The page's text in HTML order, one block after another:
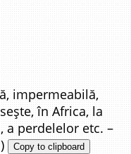
impermeabilă,
în Africa, la
a perdelelor etc. –
) Copy to clipboard